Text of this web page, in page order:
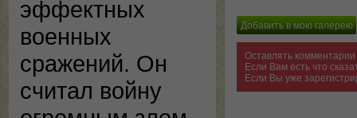
эффектных
военных
сражений. Он
считал войну
Оставлять
Если Вам есть что
Если Вы уже